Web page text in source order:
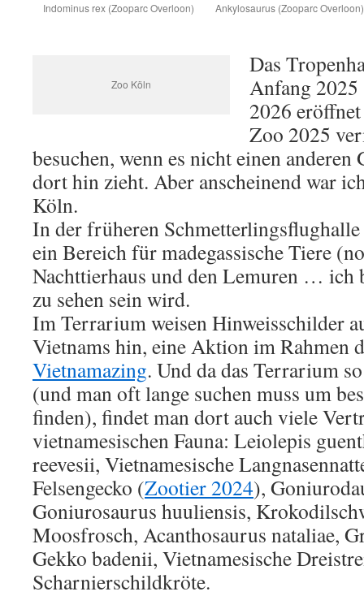
Indominus rex (Zooparc Overloon) Ankylosaurus (Zooparc Overloon)
Zoo Köln
Das
Anfang 2025
2026
Zoo 2025
besuchen, wenn es nicht einen
dort hin zieht. Aber anscheinend war
Köln.
In der früheren
ein Bereich für madegassische Tiere
Nachttierhaus und den Lemuren … ich
zu sehen sein wird.
Im Terrarium weisen Hinweisschilder
Vietnams hin, eine Aktion im Rahmen
Vietnamazing. Und da das Terrarium
(und man oft lange suchen muss um
finden), findet man dort auch viele
vietnamesischen Fauna: Leiolepis
reevesii, Vietnamesische
Felsengecko (Zootier 2024),
Goniurosaurus huuliensis,
Moosfrosch, Acanthosaurus nataliae,
Gekko badenii, Vietnamesische
Scharnierschildkröte.